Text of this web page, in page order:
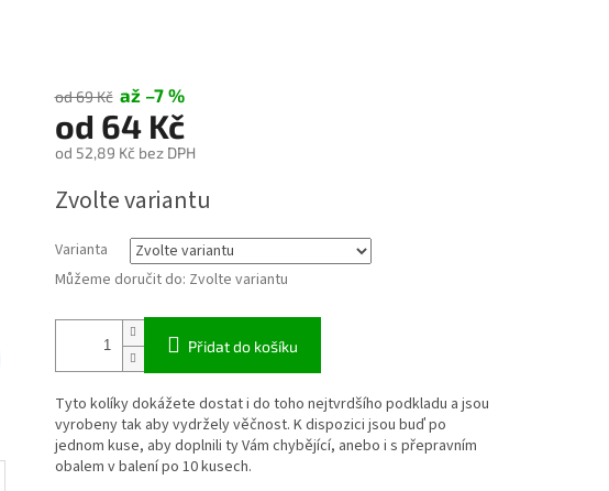
od 69 Kč až –7 %
od 64 Kč
od 52,89 Kčbez DPH
cena:
Zvolte variantu
Varianta
Můžeme doručit do: Zvolte variantu
Přidat do košíku
Tyto kolíky dokážete dostat i do toho nejtvrdšího podkladu a jsou
vyrobeny tak aby vydržely věčnost. K dispozici jsou buď po
jednom kuse, aby doplnili ty Vám chybějící, anebo i s přepravním
obalem v balení po 10 kusech.